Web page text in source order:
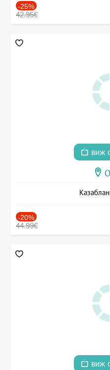
-25%
42.95€
виж
-20%
44.99€
виж